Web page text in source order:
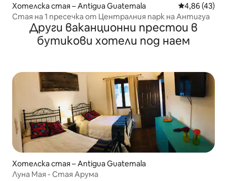
Хотелска стая – Antigua Guatemala Средна
4,86 (43)
Стая на 1 пресечка от Централния парк на Антигуа
Други ваканционни престои в
бутикови хотели под наем
Хотелска стая – Antigua Guatemala
Луна Мая - Стая Арума